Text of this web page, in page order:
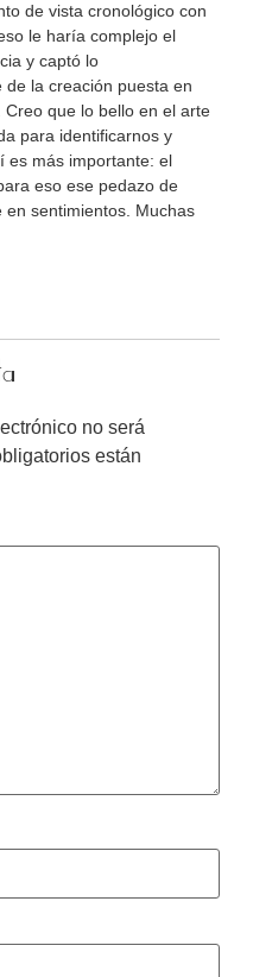
de vista cronológico con
le haría complejo el
y captó lo
la creación puesta en
que lo bello en el arte
para identificarnos y
es más importante: el
eso ese pedazo de
sentimientos. Muchas
no será
están